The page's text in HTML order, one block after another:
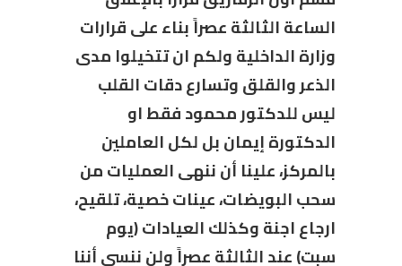
الساعة الثالثة عصراً بناء على قرارات
وزارة الداخلية ولكم ان تتخيلوا مدى
الذعر والقلق وتسارع دقات القلب
ليس للدكتور محمود فقط او
الدكتورة إيمان بل لكل العاملين
بالمركز، علينا أن ننهى العمليات من
سحب البويضات، عينات خصية، تلقيح،
ارجاع اجنة وكذلك العيادات (يوم
سبت) عند الثالثة عصراً ولن ننسى أننا